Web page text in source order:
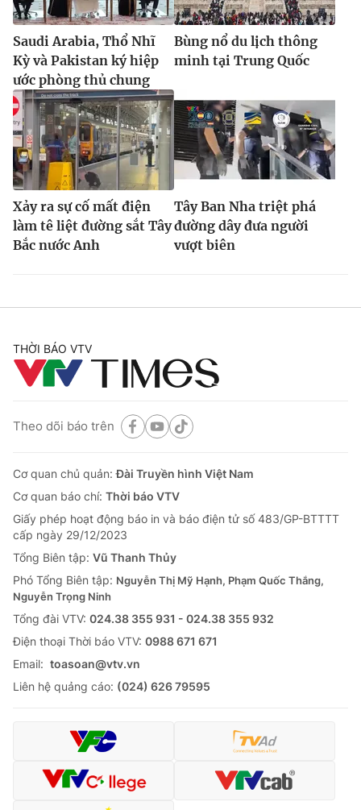
Saudi Arabia, Thổ Nhĩ
Kỳ và Pakistan ký hiệp
ước phòng thủ chung
Bùng nổ du lịch thông
minh tại Trung Quốc
Xảy ra sự cố mất điện
làm tê liệt đường sắt Tây
Bắc nước Anh
Tây Ban Nha triệt phá
đường dây đưa người
vượt biên
THỜI BÁO VTV
Theo dõi báo trên
Cơ quan chủ quản:Đài Truyền hình Việt Nam
Cơ quan báo chí: Thời báo VTV
Giấy phép hoạt động báo in và báo điện tử số 483/GP-BTTTT
cấp ngày 29/12/2023
Tổng Biên tập: Vũ Thanh Thủy
Phó Tổng Biên tập: Nguyễn Thị Mỹ Hạnh, Phạm Quốc Thắng,
Nguyễn Trọng Ninh
Tổng đài VTV: 024.38 355 931 - 024.38 355 932
Ðiện thoại Thời báo VTV: 0988 671 671
Email: toasoan@vtv.vn
Liên hệ quảng cáo: (024) 626 79595